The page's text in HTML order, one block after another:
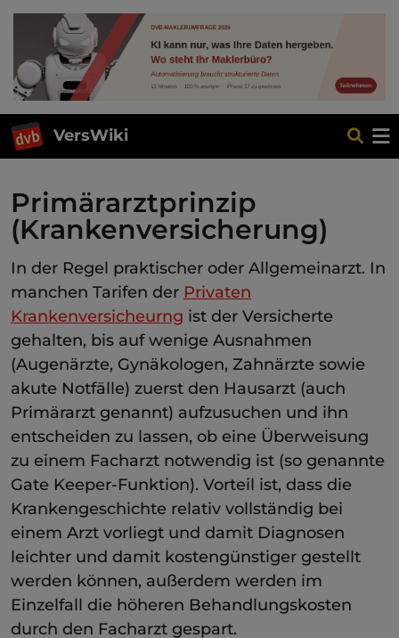
VersWiki
Primärarztprinzip
(Krankenversicherung)
In der Regel praktischer oder Allgemeinarzt. In
manchen Tarifen der Privaten
Krankenversicheurng ist der Versicherte
gehalten, bis auf wenige Ausnahmen
(Augenärzte, Gynäkologen, Zahnärzte sowie
akute Notfälle) zuerst den Hausarzt (auch
Primärarzt genannt) aufzusuchen und ihn
entscheiden zu lassen, ob eine Überweisung
zu einem Facharzt notwendig ist (so genannte
Gate Keeper-Funktion). Vorteil ist, dass die
Krankengeschichte relativ vollständig bei
einem Arzt vorliegt und damit Diagnosen
leichter und damit kostengünstiger gestellt
werden können, außerdem werden im
Einzelfall die höheren Behandlungskosten
durch den Facharzt gespart.